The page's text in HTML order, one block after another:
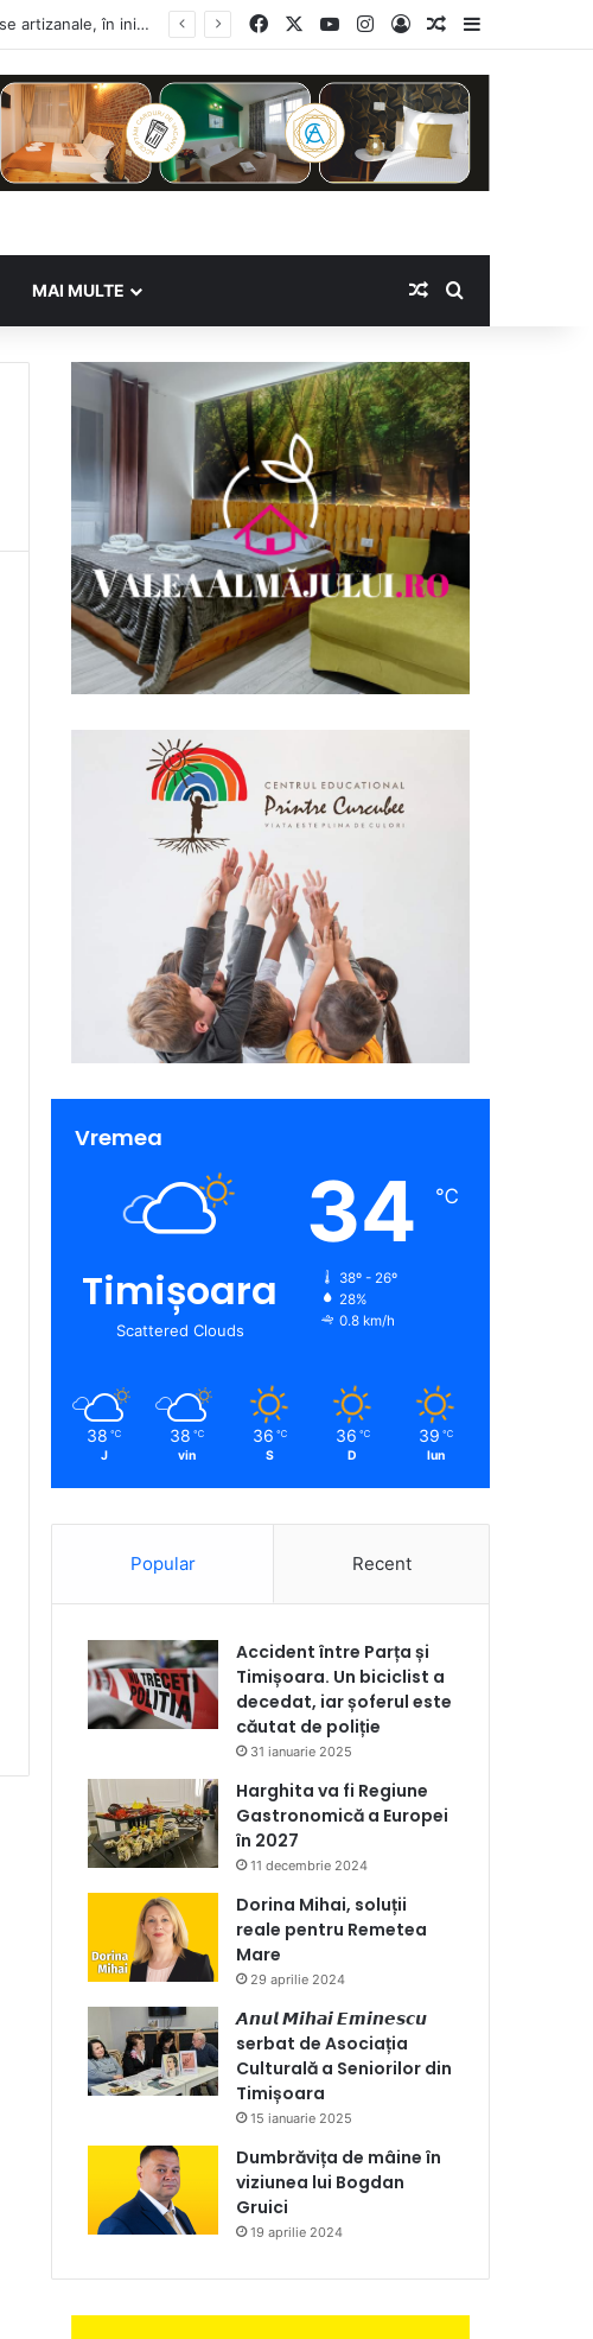
Facebook YouTubeInstagram
Log InRandom Article
MAI MULTE Random Article
Vremea
Timișoara
Scattered Clouds
34 ℃
38º - 26º
28%
0.8 km/h
38 ℃
J
38 ℃
vin
36 ℃
S
36 ℃
D
39 ℃
lun
Popular Recent
Accident între Parța și
Timișoara. Un biciclist a
decedat, iar șoferul este
căutat de poliție
31 ianuarie 2025
Harghita va fi Regiune
Gastronomică a Europei
în 2027
11 decembrie 2024
Dorina Mihai, soluții
reale pentru Remetea
Mare
29 aprilie 2024
𝘼𝙣𝙪𝙡 𝙈𝙞𝙝𝙖𝙞 𝙀𝙢𝙞𝙣𝙚𝙨𝙘𝙪
serbat de Asociația
Culturală a Seniorilor din
Timișoara
15 ianuarie 2025
Dumbrăvița de mâine în
viziunea lui Bogdan
Gruici
19 aprilie 2024